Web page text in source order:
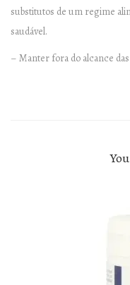
substitutos de um regime
saudável.
– Manter fora do alcance